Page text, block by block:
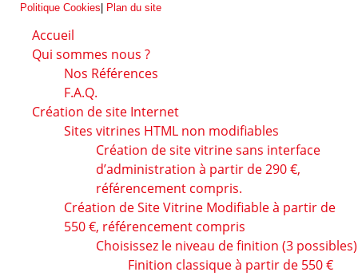
Politique Cookies
Plan du site
Accueil
Qui sommes nous ?
Nos Références
F.A.Q.
Création de site Internet
Sites vitrines HTML non modifiables
Création de site vitrine sans interface
d’administration à partir de 290 €,
référencement compris.
Création de Site Vitrine Modifiable à partir de
550 €, référencement compris
Choisissez le niveau de finition (3 possibles)
Finition classique à partir de 550 €